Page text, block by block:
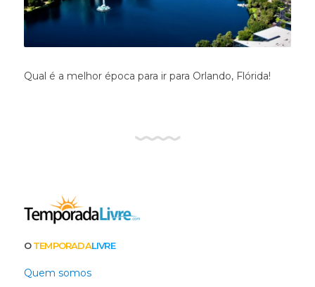
Qual é a melhor época para ir para Orlando, Flórida!
OTEMPORADALIVRE
Quem somos